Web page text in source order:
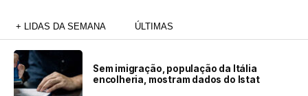
+ LIDAS DA SEMANA ÚLTIMAS
Sem imigração, população da Itália
encolheria, mostram dados do Istat